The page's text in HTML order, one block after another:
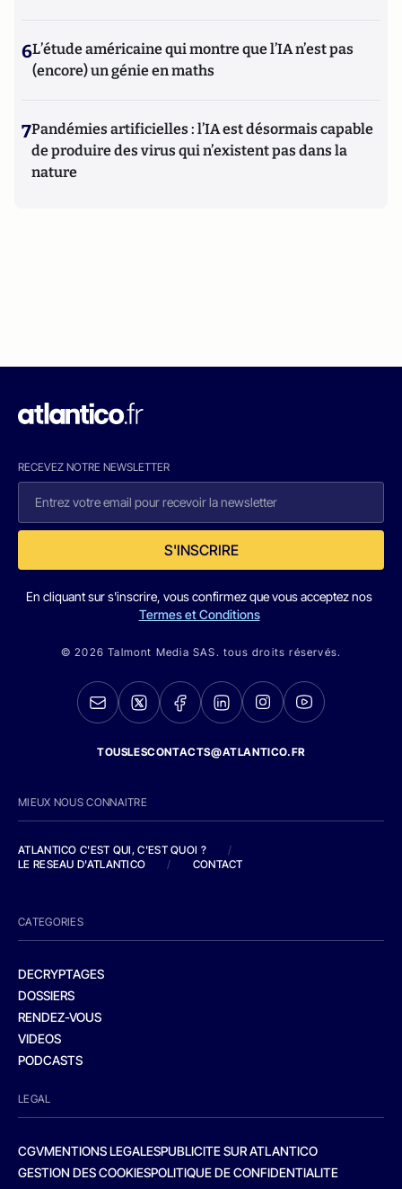
6L’étude américaine qui montre que l’IA n’est pas
(encore) un génie en maths
7Pandémies artificielles : l’IA est désormais capable
de produire des virus qui n’existent pas dans la
nature
RECEVEZ NOTRE NEWSLETTER
S'INSCRIRE
En cliquant sur s'inscrire, vous confirmez que vous acceptez nos
Termes et Conditions
© 2026 Talmont Media SAS. tous droits réservés.
TOUSLESCONTACTS@ATLANTICO.FR
MIEUX NOUS CONNAITRE
ATLANTICO C'EST QUI, C'EST QUOI ?
/
LE RESEAU D'ATLANTICO
/ CONTACT
CATEGORIES
DECRYPTAGES
DOSSIERS
RENDEZ-VOUS
VIDEOS
PODCASTS
LEGAL
CGVMENTIONS LEGALESPUBLICITE SUR ATLANTICO
GESTION DES COOKIESPOLITIQUE DE CONFIDENTIALITE